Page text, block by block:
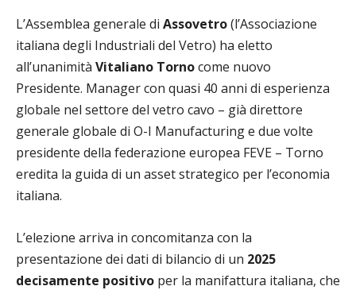
L’Assemblea generale di Assovetro(l’Associazione
italiana degli Industriali del Vetro) ha eletto
all’unanimità Vitaliano Tornocome nuovo
Presidente. Manager con quasi 40 anni di esperienza
globale nel settore del vetro cavo – già direttore
generale globale di O-I Manufacturing e due volte
presidente della federazione europea FEVE – Torno
eredita la guida di un asset strategico per l’economia
italiana.
L’elezione arriva in concomitanza con la
presentazione dei dati di bilancio di un 2025
decisamente positivo per la manifattura italiana, che